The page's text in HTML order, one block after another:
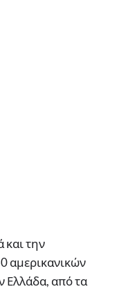
και την
αμερικανικών
Ελλάδα, από τα